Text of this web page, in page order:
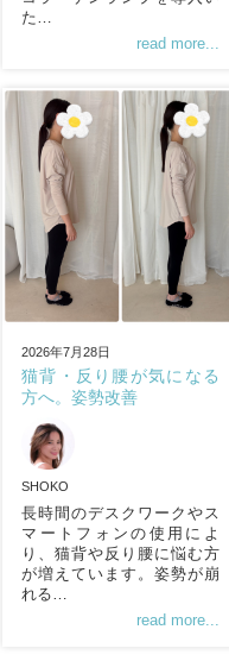
た…
read more...
2026年7月28日
猫背・反り腰が気になる
方へ。姿勢改善
SHOKO
長時間のデスクワークやス
マートフォンの使用によ
り、猫背や反り腰に悩む方
が増えています。姿勢が崩
れる…
read more...